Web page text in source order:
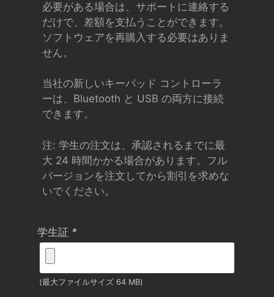
必要がある場合は、サポートに連絡する
だけで、差額を支払うことができます。
ソフトウェアを再購入する必要はありま
せん。
当社の新しいキーパッド コントローラ
ーは、Bluetooth と USB の両方に接続
できます。
注: 学生の注文は、承認されるまでに最
大 24 時間かかる場合があります。フル
バージョンを注文してから割引を求めな
いでください。
学生証 *
(最大ファイルサイズ 64 MB)